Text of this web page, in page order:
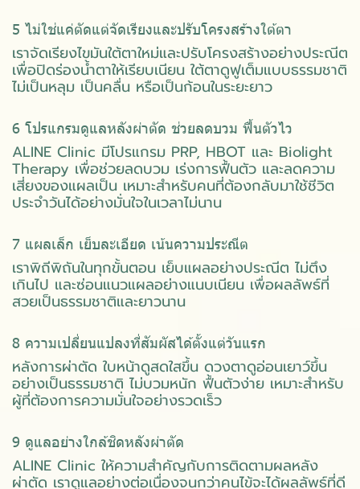
5 ไม่ใช่แค่ตัดแต่จัดเรียงและปรับโครงสร้างใต้ตา
เราจัดเรียงไขมันใต้ตาใหม่และปรับโครงสร้างอย่างประณีต
เพื่อปิดร่องน้ำตาให้เรียบเนียน ใต้ตาดูฟูเต็มแบบธรรมชาติ
ไม่เป็นหลุม เป็นคลื่น หรือเป็นก้อนในระยะยาว
6 โปรแกรมดูแลหลังผ่าตัด ช่วยลดบวม ฟื้นตัวไว
ALINE Clinic มีโปรแกรม PRP, HBOT และ Biolight
Therapy เพื่อช่วยลดบวม เร่งการฟื้นตัว และลดความ
เสี่ยงของแผลเป็น เหมาะสำหรับคนที่ต้องกลับมาใช้ชีวิต
ประจำวันได้อย่างมั่นใจในเวลาไม่นาน
7 แผลเล็ก เย็บละเอียด เน้นความประณีต
เราพิถีพิถันในทุกขั้นตอน เย็บแผลอย่างประณีต ไม่ตึง
เกินไป และซ่อนแนวแผลอย่างแนบเนียน เพื่อผลลัพธ์ที่
สวยเป็นธรรมชาติและยาวนาน
8 ความเปลี่ยนแปลงที่สัมผัสได้ตั้งแต่วันแรก
หลังการผ่าตัด ใบหน้าดูสดใสขึ้น ดวงตาดูอ่อนเยาว์ขึ้น
อย่างเป็นธรรมชาติ ไม่บวมหนัก ฟื้นตัวง่าย เหมาะสำหรับ
ผู้ที่ต้องการความมั่นใจอย่างรวดเร็ว
9 ดูแลอย่างใกล้ชิดหลังผ่าตัด
ALINE Clinic ให้ความสำคัญกับการติดตามผลหลัง
ผ่าตัด เราดูแลอย่างต่อเนื่องจนกว่าคนไข้จะได้ผลลัพธ์ที่ดี